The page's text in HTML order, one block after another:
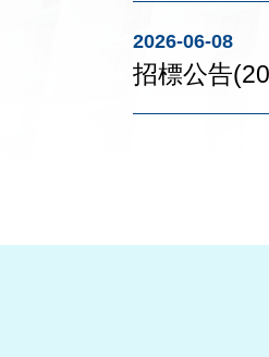
2026-06-08
招標公告